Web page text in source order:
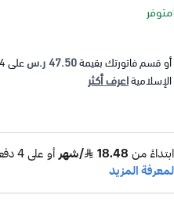
متوفر
أو قسم فاتورتك بقيمة47.50 ر.س على4
الإسلاميةاعرف أكثر